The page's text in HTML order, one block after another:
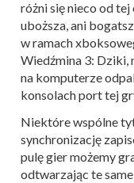
różni się nieco od
uboższa, ani
w ramach
Wiedźmina 3: Dziki,
na komputerze
konsolach port tej
Niektóre wspólne
synchronizację
pulę gier możemy
odtwarzając te same